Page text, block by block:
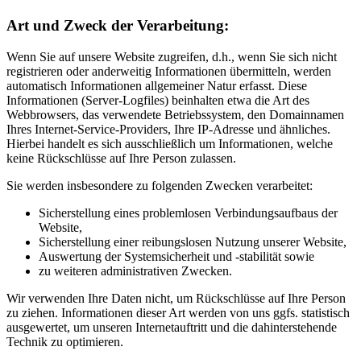
Art und Zweck der Verarbeitung:
Wenn Sie auf unsere Website zugreifen, d.h., wenn Sie sich nicht
registrieren oder anderweitig Informationen übermitteln, werden
automatisch Informationen allgemeiner Natur erfasst. Diese
Informationen (Server-Logfiles) beinhalten etwa die Art des
Webbrowsers, das verwendete Betriebssystem, den Domainnamen
Ihres Internet-Service-Providers, Ihre IP-Adresse und ähnliches.
Hierbei handelt es sich ausschließlich um Informationen, welche
keine Rückschlüsse auf Ihre Person zulassen.
Sie werden insbesondere zu folgenden Zwecken verarbeitet:
Sicherstellung eines problemlosen Verbindungsaufbaus der
Website,
Sicherstellung einer reibungslosen Nutzung unserer Website,
Auswertung der Systemsicherheit und -stabilität sowie
zu weiteren administrativen Zwecken.
Wir verwenden Ihre Daten nicht, um Rückschlüsse auf Ihre Person
zu ziehen. Informationen dieser Art werden von uns ggfs. statistisch
ausgewertet, um unseren Internetauftritt und die dahinterstehende
Technik zu optimieren.